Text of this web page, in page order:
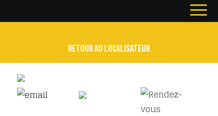
Retour au localisateur